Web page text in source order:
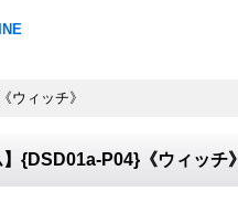
ウィッチ》
{DSD01a-P04}《ウィッチ》